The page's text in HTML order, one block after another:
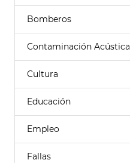
Bomberos
Contaminación Acústica
Cultura
Educación
Empleo
Fallas